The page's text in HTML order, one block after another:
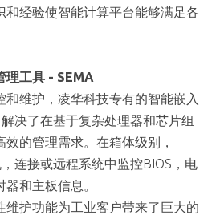
和经验使智能计算平台能够满足各
理工具 - SEMA
和维护，凌华科技专有的智能嵌入
决了在基于复杂处理器和芯片组
的管理需求。在箱体级别，
连接或远程系统中监控BIOS，电
和主板信息。
维护功能为工业客户带来了巨大的